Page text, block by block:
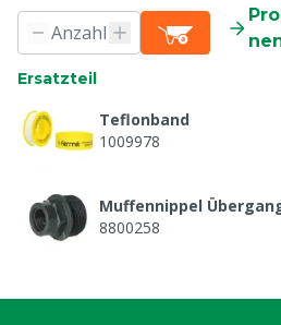
Ersatzteil
Teflonband
1009978
Muffennippel
8800258